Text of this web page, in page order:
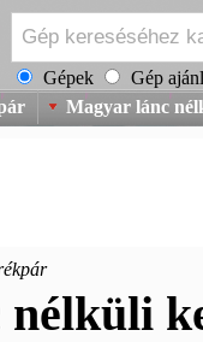
Gépek
Gép
Magyar lánc
nélküli